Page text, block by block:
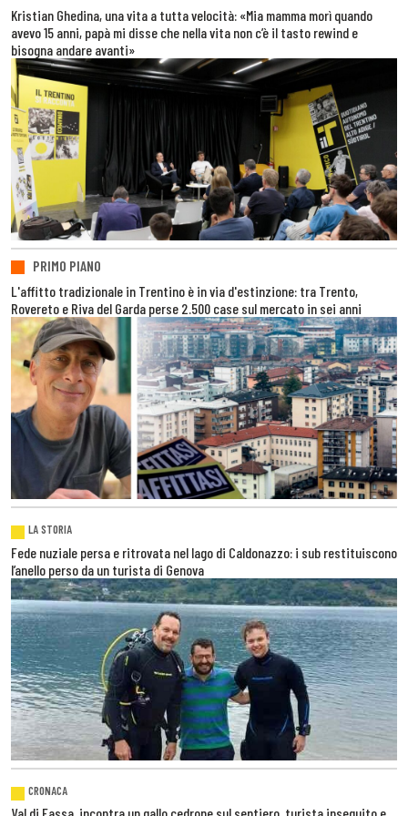
Kristian Ghedina, una vita a tutta velocità: «Mia mamma morì quando
avevo 15 anni, papà mi disse che nella vita non c’è il tasto rewind e
bisogna andare avanti»
PRIMO PIANO
L'affitto tradizionale in Trentino è in via d'estinzione: tra Trento,
Rovereto e Riva del Garda perse 2.500 case sul mercato in sei anni
LA STORIA
Fede nuziale persa e ritrovata nel lago di Caldonazzo: i sub restituiscono
l’anello perso da un turista di Genova
CRONACA